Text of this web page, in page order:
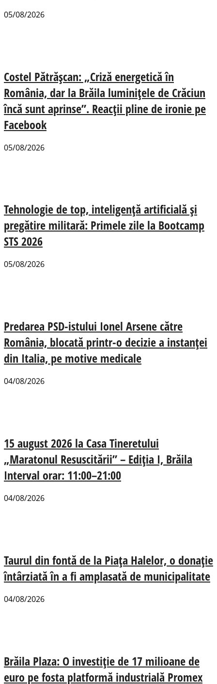
05/08/2026
Costel Pătrășcan: „Criză energetică în
România, dar la Brăila luminițele de Crăciun
încă sunt aprinse”. Reacții pline de ironie pe
Facebook
05/08/2026
Tehnologie de top, inteligență artificială și
pregătire militară: Primele zile la Bootcamp
STS 2026
05/08/2026
Predarea PSD-istului Ionel Arsene către
România, blocată printr-o decizie a instanței
din Italia, pe motive medicale
04/08/2026
15 august 2026 la Casa Tineretului
„Maratonul Resuscitării” – Ediția I, Brăila
Interval orar: 11:00–21:00
04/08/2026
Taurul din fontă de la Piața Halelor, o donație
întârziată în a fi amplasată de municipalitate
04/08/2026
Brăila Plaza: O investiție de 17 milioane de
euro pe fosta platformă industrială Promex